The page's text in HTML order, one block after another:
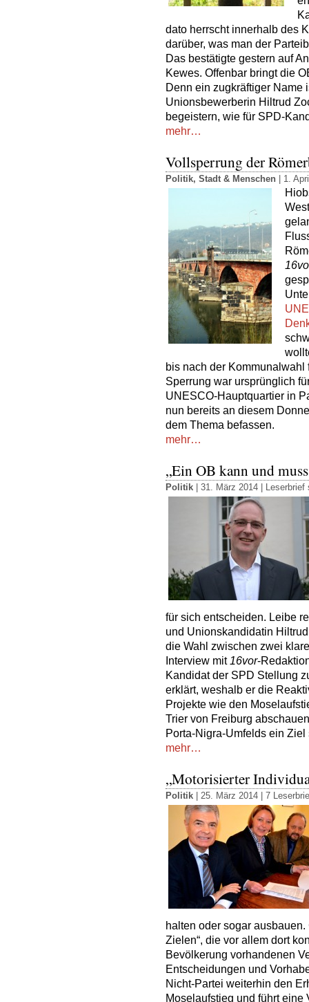
dato herrscht innerhalb des
darüber, was man der
Das bestätigte gestern auf
Kewes. Offenbar bringt die
Denn ein zugkräftiger Name
Unionsbewerberin Hiltrud
begeistern, wie für SPD-
mehr…
Vollsperrung der
Politik, Stadt & Menschen | 1.
bis nach der
Sperrung war ursprünglich
UNESCO-Hauptquartier in
nun bereits an diesem
dem Thema befassen.
mehr…
„Ein OB kann und
Politik | 31. März 2014 | Leserbrief
für sich entscheiden. Leibe
und Unionskandidatin
die Wahl zwischen zwei
Interview mit 16vor-
Kandidat der SPD Stellung
erklärt, weshalb er die
Projekte wie den
Trier von Freiburg
Porta-Nigra-Umfelds ein
mehr…
„Motorisierter
Politik | 25. März 2014 | 7
halten oder sogar
Zielen“, die vor allem dort
Bevölkerung vorhandenen
Entscheidungen und
Nicht-Partei weiterhin den
Moselaufstieg und führt